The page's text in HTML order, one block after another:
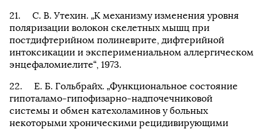
С. В. Утехин. „К механизму изменения уровня
поляризации волокон скелетных мышц при
постдифтерийном полиневрите, дифтерийной
интоксикации и эксперимениальном аллергическом
энцефаломиелите“, 1973.
Е. Б. Гольбрайх. „Функциональное состояние
гипоталамо-гипофизарно-надпочечниковой
системы и обмен катехоламинов у больных
некоторыми хроническими рецидивирующими